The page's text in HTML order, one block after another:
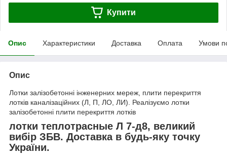
Купити
Опис Характеристики Доставка Оплата Умови
Опис
Лотки залізобетонні інженерних мереж, плити перекриття
лотків каналізаційних (Л, П, ЛО, ЛИ). Реалізуємо лотки
залізобетонні плити перекриття лотків
лотки теплотрасные Л 7-д8, великий
вибір ЗБВ. Доставка в будь-яку точку
України.